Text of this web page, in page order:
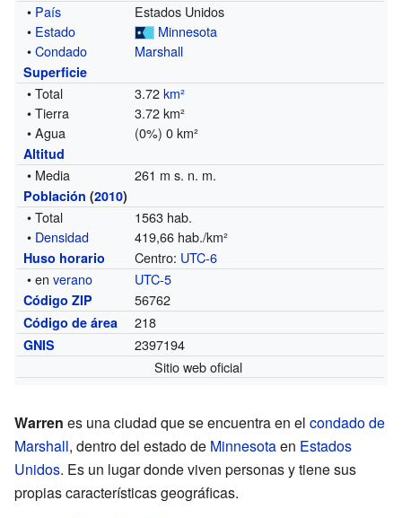
• País
Estados Unidos
• Estado
Minnesota
•Condado Marshall
Superficie
• Total 3.72km²
• Tierra
3.72 km²
• Agua
(0%) 0 km²
Altitud
• Media 261 m s. n. m.
Población (2010)
• Total
1563 hab.
• Densidad 419,66 hab./km²
Huso horario Centro: UTC-6
• enverano UTC-5
Código ZIP 56762
Código de área 218
GNIS
2397194
Sitio web oficial
Warren es una ciudad que se encuentra en el condado de
Marshall, dentro del estado de Minnesotaen Estados
Unidos. Es un lugar donde viven personas y tiene sus
propias características geográficas.